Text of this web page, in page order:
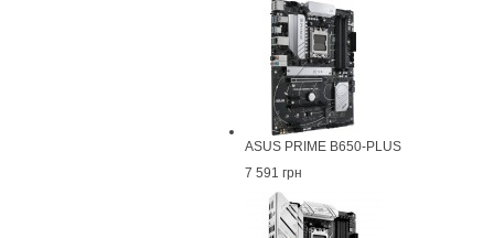
ASUS PRIME B650-PLUS
7 591 грн